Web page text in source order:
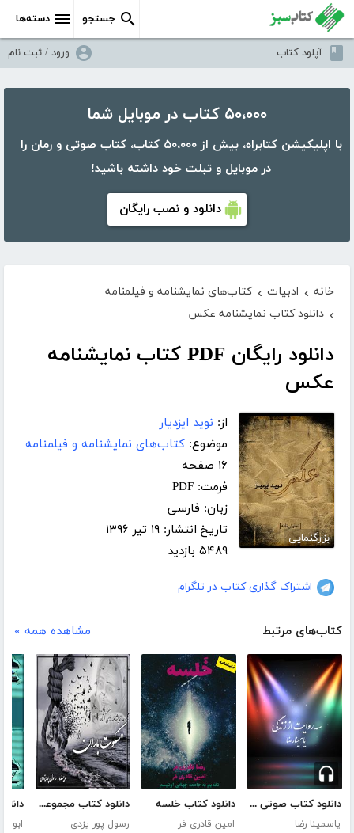
دسته‌ها جستجو
آپلود کتاب ورود / ثبت نام
۵۰،۰۰۰ کتاب در موبایل شما
با اپلیکیشن کتابراه، بیش از ۵۰،۰۰۰ کتاب، کتاب صوتی و رمان را
در موبایل و تبلت خود داشته باشید!
دانلود و نصب رایگان
خانه › ادبیات › کتاب‌های نمایشنامه و فیلمنامه
› دانلود کتاب نمایشنامه عکس
دانلود رایگان PDF کتاب نمایشنامه
عکس
بزرگنمایی
از: نوید ایزدیار
موضوع: کتاب‌های نمایشنامه و فیلمنامه
۱۶ صفحه
فرمت: PDF
زبان: فارسی
تاریخ انتشار: ۱۹ تیر ۱۳۹۶
۵۴۸۹ بازدید
اشتراک گذاری کتاب در تلگرام
کتاب‌های مرتبط مشاهده همه »
دانلود کتاب صوتی سه روایت از زندگی
یاسمینا رضا
دانلود کتاب خلسه
امین قادری فر
دانلود کتاب مجموعه نمایشنامه‌های کوتاه سکوت باران
رسول پور یزدی